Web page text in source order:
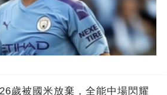
歲被國米放棄，全能中場閃耀